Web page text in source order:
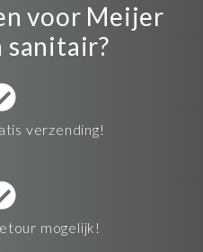
voor Meijer
sanitair?
verzending!
mogelijk!